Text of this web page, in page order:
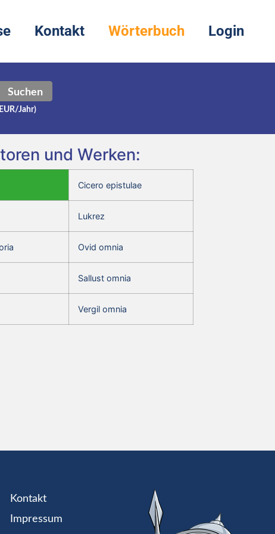
Kontakt Wörterbuch Login
Suchen
Jahr)
und Werken:
Cicero epistulae
Lukrez
Ovid omnia
Sallust omnia
Vergil omnia
Kontakt
Impressum